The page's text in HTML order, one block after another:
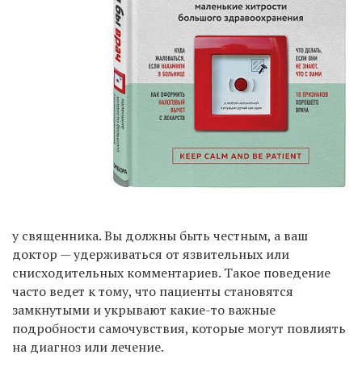
у священника. Вы должны быть честным, а ваш
доктор — удерживаться от язвительных или
снисходительных комментариев. Такое поведение
часто ведет к тому, что пациенты становятся
замкнутыми и укрывают какие-то важные
подробности самочувствия, которые могут повлиять
на диагноз или лечение.